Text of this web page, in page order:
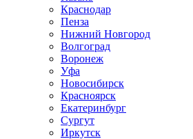
Краснодар
Пенза
Нижний Новгород
Волгоград
Воронеж
Уфа
Новосибирск
Красноярск
Екатеринбург
Сургут
Иркутск